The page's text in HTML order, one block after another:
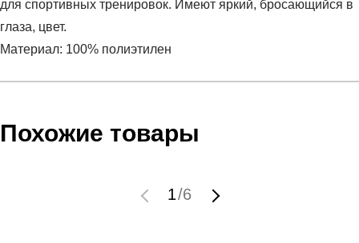
для спортивных тренировок. Имеют яркий, бросающийся в
глаза, цвет.
Материал: 100% полиэтилен
Пол:унисекс
100% полиэтилен
Инструкция по оплате есть в самом конце счета, который
мы не увидим Вашу оплату.
Похожие товары
1/6